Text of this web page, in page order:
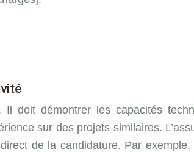
doit démontrer les capacités
sur des projets similaires.
de la candidature. Par